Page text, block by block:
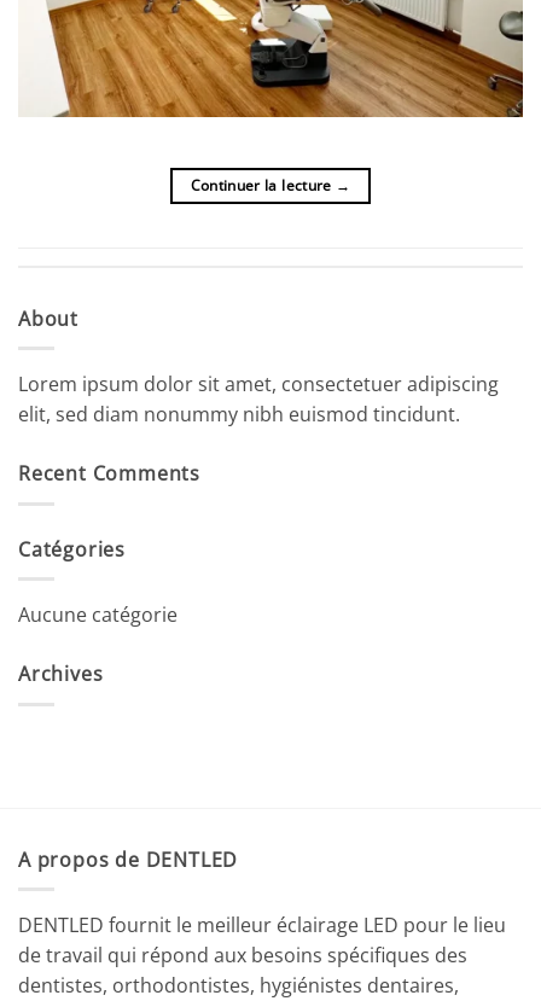
Continuer la lecture →
About
Lorem ipsum dolor sit amet, consectetuer adipiscing
elit, sed diam nonummy nibh euismod tincidunt.
Recent Comments
Catégories
Aucune catégorie
Archives
A propos de DENTLED
DENTLED fournit le meilleur éclairage LED pour le lieu
de travail qui répond aux besoins spécifiques des
dentistes, orthodontistes, hygiénistes dentaires,